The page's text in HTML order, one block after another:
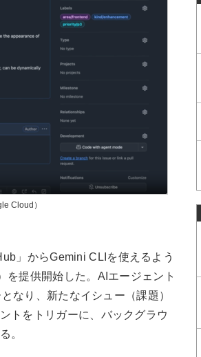
Cloud）
」からGemini CLIを使えるよう
を提供開始した。AIエージェント
なり、新たなイシュー（課題）
トをトリガーに、バックグラウ
。